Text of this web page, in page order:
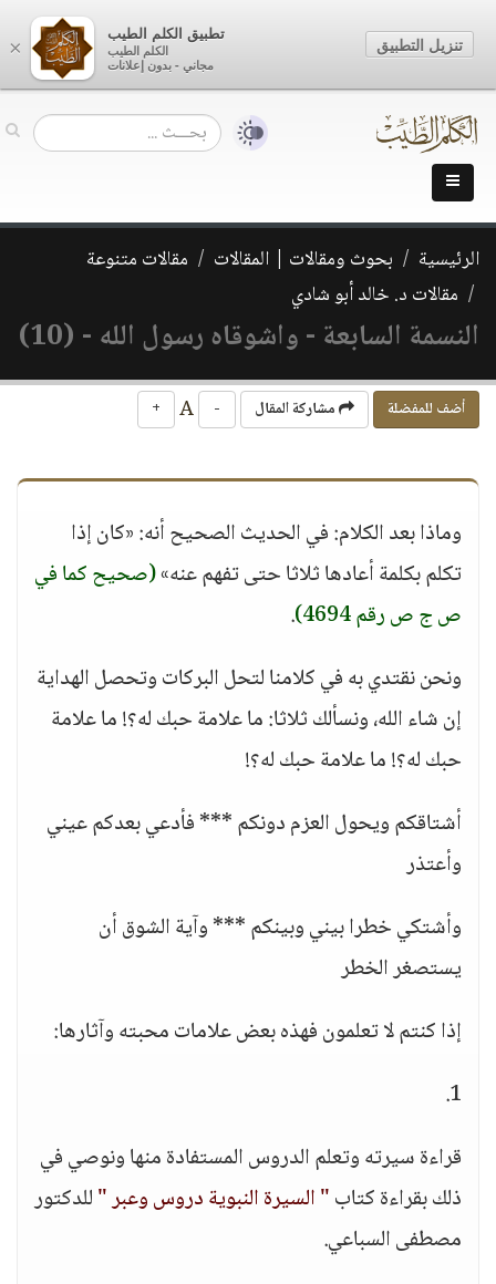
الرئيسية بحوث ومقالات | المقالات
مقالات متنوعة
مقالات د. خالد أبو شادي
النسمة السابعة - واشوقاه رسول الله - (10)
أضف للمفضلة مشاركة المقال -
+
وماذا بعد الكلام: في الحديث الصحيح أنه: «كان إذا
تكلم بكلمة أعادها ثلاثا حتى تفهم عنه»(صحيح كما في
ص ج ص رقم 4694)
.
ونحن نقتدي به في كلامنا لتحل البركات وتحصل الهداية
إن شاء الله، ونسألك ثلاثا: ما علامة حبك له؟! ما علامة
حبك له؟! ما علامة حبك له؟!
أشتاقكم ويحول العزم دونكم *** فأدعي بعدكم عيني
وأعتذر
وأشتكي خطرا بيني وبينكم *** وآية الشوق أن
يستصغر الخطر
إذا كنتم لا تعلمون فهذه بعض علامات محبته وآثارها:
1.
قراءة سيرته وتعلم الدروس المستفادة منها ونوصي في
ذلك بقراءة كتاب" السيرة النبوية دروس وعبر "للدكتور
مصطفى السباعي.
×
تطبيق الكلم الطيب
الكلم الطيب
مجاني - بدون إعلانات
تنزيل التطبيق